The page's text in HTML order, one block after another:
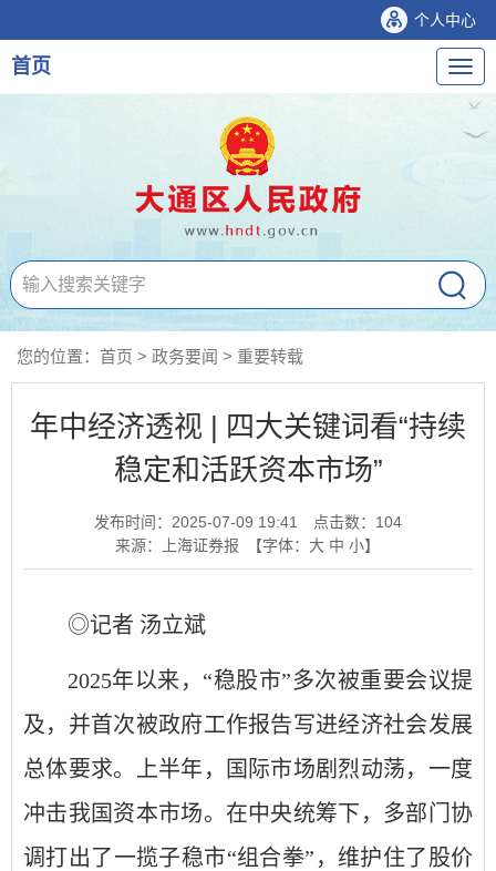
个人中心
导
航
首页
您的位置： 首页 > 政务要闻 > 重要转载
年中经济透视 | 四大关键词看“持续
稳定和活跃资本市场”
发布时间：2025-07-09 19:41 点击数： 104
来源：上海证券报
【字体： 大 中 小】
◎记者 汤立斌
2025年以来，“稳股市”多次被重要会议提
及，并首次被政府工作报告写进经济社会发展
总体要求。上半年，国际市场剧烈动荡，一度
冲击我国资本市场。在中央统筹下，多部门协
调打出了一揽子稳市“组合拳”，维护住了股价